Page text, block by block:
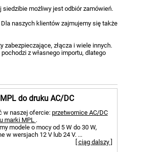
możliwy jest odbiór zamówień.
Dla naszych klientów zajmujemy się także
zabezpieczające, złącza i wiele innych.
z własnego importu, dlatego
do druku AC/DC
w naszej ofercie: przetwornice AC/DC
marki MPL .
modele o mocy od 5 W do 30 W,
w wersjach 12 V lub 24 V. ...
[ ciąg dalszy ]